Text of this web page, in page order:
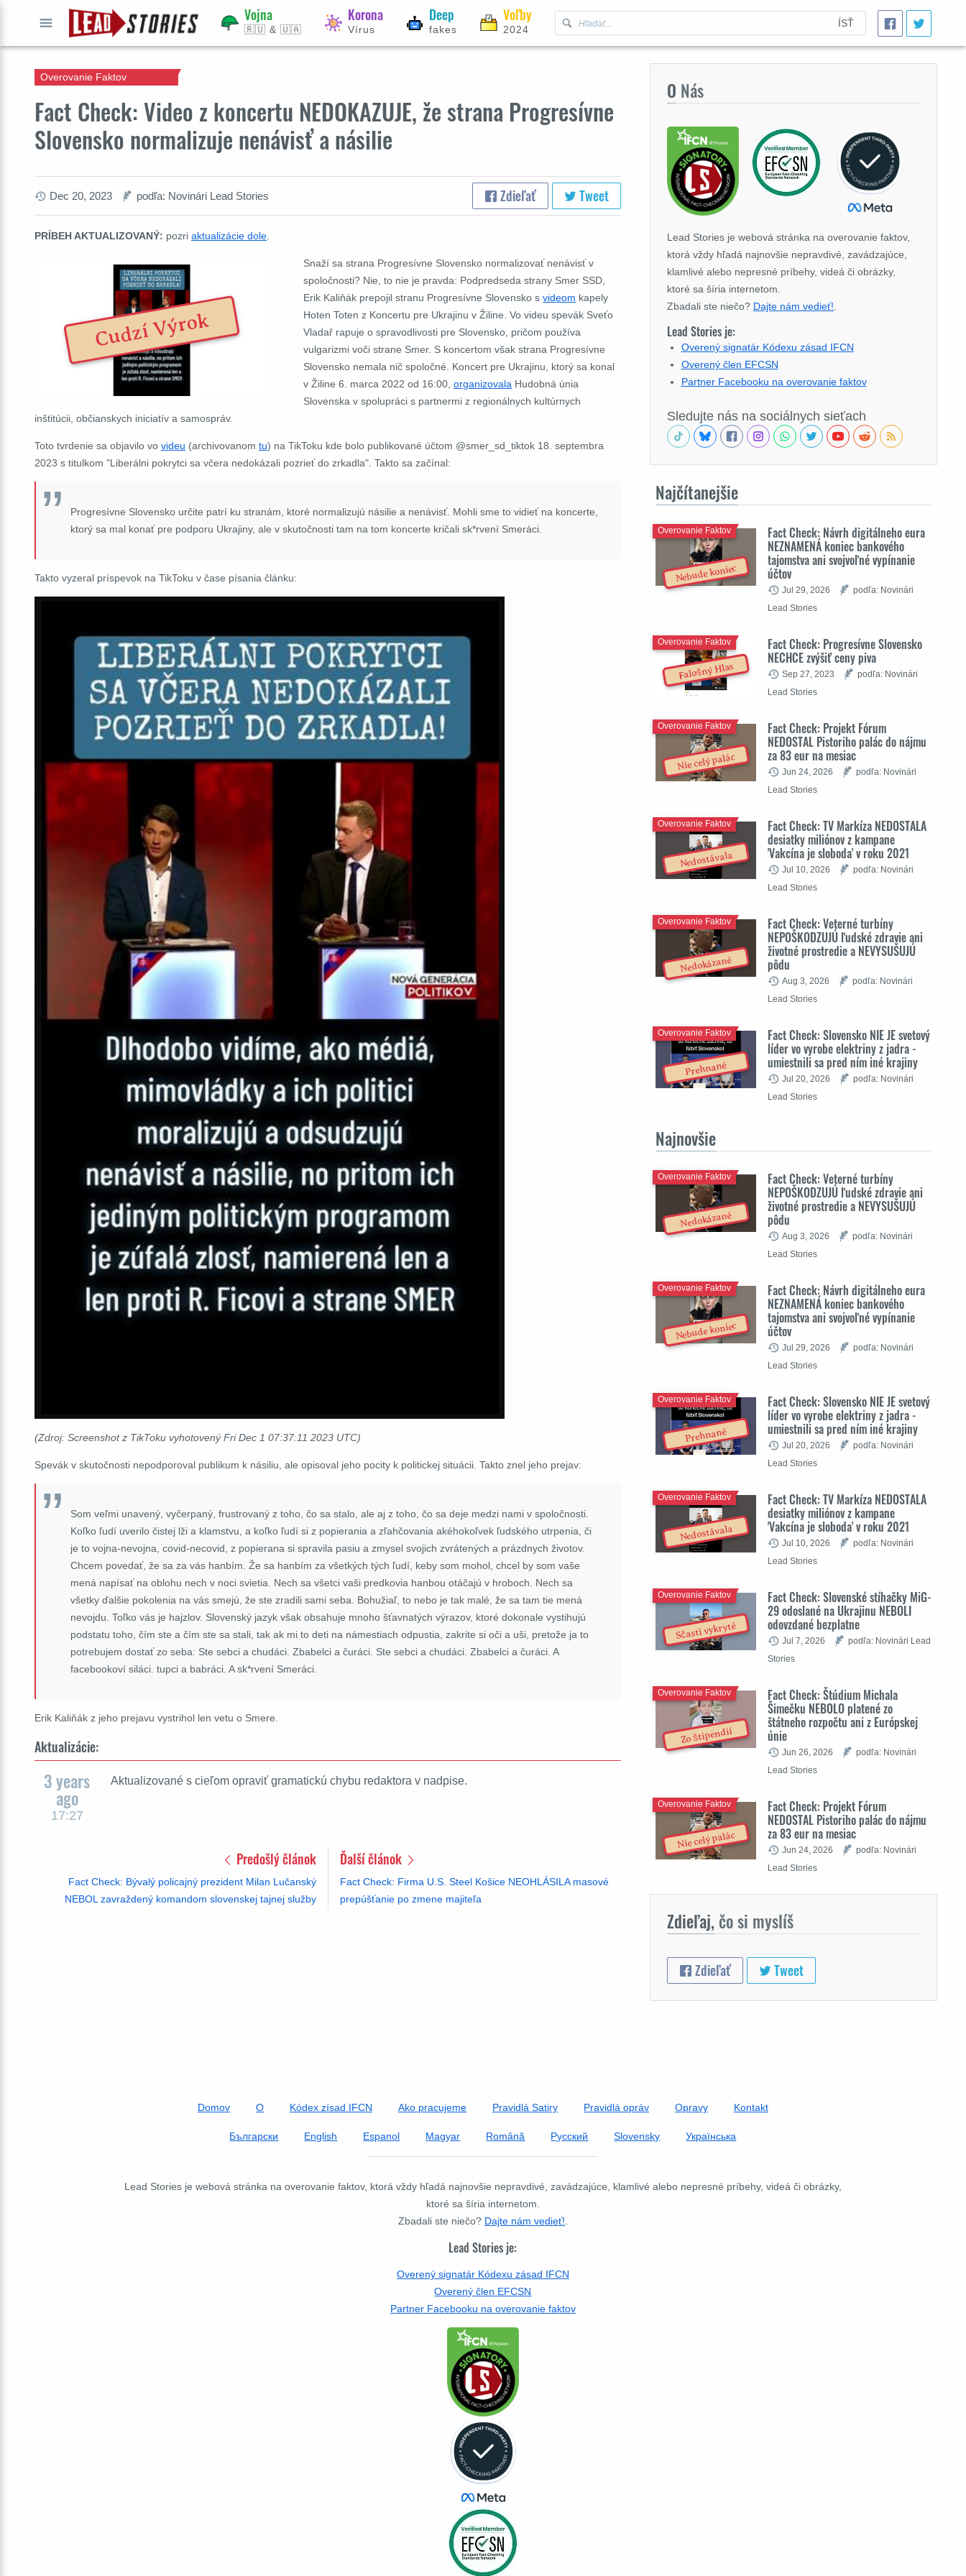
ÍSŤ
Vojna
🇷🇺 & 🇺🇦
Korona
Vírus
Deep
fakes
Voľby
2024
Fact Check: Video z koncertu NEDOKAZUJE, že strana Progresívne
Slovensko normalizuje nenávisť a násilie
Overovanie Faktov
Dec 20, 2023 podľa: Novinári Lead Stories Zdieľať Tweet
PRÍBEH AKTUALIZOVANÝ: pozri aktualizácie dole
Cudzí Výrok
Snaží sa strana Progresívne Slovensko normalizovať nenávisť v
spoločnosti? Nie, to nie je pravda: Podpredseda strany Smer SSD,
Erik Kaliňák prepojil stranu Progresívne Slovensko svideom kapely
Hoten Toten z Koncertu pre Ukrajinu v Žiline. Vo videu spevák Sveťo
Vladař rapuje o spravodlivosti pre Slovensko, pričom používa
vulgarizmi voči strane Smer. S koncertom však strana Progresívne
Slovensko nemala nič spoločné. Koncert pre Ukrajinu, ktorý sa konal
v Žiline 6. marca 2022 od 16:00,organizovala Hudobná únia
Slovenska v spolupráci s partnermi z regionálnych kultúrnych
inštitúcii, občianskych iniciatív a samospráv.
Toto tvrdenie sa objavilo vo videu (archivovanom tu) na TikToku kde bolo publikované účtom @smer_sd_tiktok 18. septembra
2023 s titulkom "Liberálni pokrytci sa včera nedokázali pozrieť do zrkadla". Takto sa začínal:
Progresívne Slovensko určite patrí ku stranám, ktoré normalizujú násilie a nenávisť. Mohli sme to vidieť na koncerte,
ktorý sa mal konať pre podporu Ukrajiny, ale v skutočnosti tam na tom koncerte kričali sk*rvení Smeráci.
Takto vyzeral príspevok na TikToku v čase písania článku:
(Zdroj: Screenshot z TikToku vyhotovený Fri Dec 1 07:37:11 2023 UTC)
Spevák v skutočnosti nepodporoval publikum k násiliu, ale opisoval jeho pocity k politickej situácii. Takto znel jeho prejav:
Som veľmi unavený, vyčerpaný, frustrovaný z toho, čo sa stalo, ale aj z toho, čo sa deje medzi nami v spoločnosti.
Koľko ľudí uverilo čistej lži a klamstvu, a koľko ľudí si z popierania a zľahčovania akéhokoľvek ľudského utrpenia, či
je to vojna-nevojna, covid-necovid, z popierana si spravila pasiu a zmysel svojich zvrátených a prázdnych životov.
Chcem povedať, že sa za vás hanbím. Že sa hanbím za všetkých tých ľudí, keby som mohol, chcel by som vaše
mená napísať na oblohu nech v noci svietia. Nech sa všetci vaši predkovia hanbou otáčajú v hroboch. Nech sa
všetky ďalšie pokolenia na vás smejú, že ste zradili sami seba. Bohužiaľ, to nebo je tak malé, že sa tam tie mená
nevojdu. Toľko vás je hajzlov. Slovenský jazyk však obsahuje mnoho šťavnatých výrazov, ktoré dokonale vystihujú
podstatu toho, čím ste a čím ste sa stali, tak ak mi to deti na námestiach odpustia, zakrite si oči a uši, pretože ja to
potrebujem dostať zo seba: Ste sebci a chudáci. Zbabelci a čuráci. Ste sebci a chudáci. Zbabelci a čuráci. A
facebookoví siláci. tupci a babráci. A sk*rvení Smeráci.
Erik Kaliňák z jeho prejavu vystrihol len vetu o Smere.
Aktualizácie:
3 years
ago
17:27
Aktualizované s cieľom opraviť gramatickú chybu redaktora v nadpise.
Predošlý článok
Fact Check: Bývalý policajný prezident Milan Lučanský
NEBOL zavraždený komandom slovenskej tajnej služby
Ďalší článok
Fact Check: Firma U.S. Steel Košice NEOHLÁSILA masové
prepúšťanie po zmene majiteľa
O Nás
Lead Stories je webová stránka na overovanie faktov,
ktorá vždy hľadá najnovšie nepravdivé, zavádzajúce,
klamlivé alebo nepresné príbehy, videá či obrázky,
ktoré sa šíria internetom.
Zbadali ste niečo? Dajte nám vedieť!
Lead Stories je:
Overený signatár Kódexu zásad IFCN
Overený člen EFCSN
Partner Facebooku na overovanie faktov
Sledujte nás na sociálnych sieťach
Najčítanejšie
Nebude koniec
Fact Check: Návrh digitálneho eura
NEZNAMENÁ koniec bankového
tajomstva ani svojvoľné vypínanie
účtov
Overovanie Faktov
Jul 29, 2026
podľa: Novinári
Lead Stories
Falošný Hlas
Fact Check: Progresívne Slovensko
NECHCE zvýšiť ceny piva
Overovanie Faktov
Sep 27, 2023
podľa: Novinári
Lead Stories
Nie celý palác
Fact Check: Projekt Fórum
NEDOSTAL Pistoriho palác do nájmu
za 83 eur na mesiac
Overovanie Faktov
Jun 24, 2026
podľa: Novinári
Lead Stories
Nedostávala
Fact Check: TV Markíza NEDOSTALA
desiatky miliónov z kampane
'Vakcína je sloboda' v roku 2021
Overovanie Faktov
Jul 10, 2026
podľa: Novinári
Lead Stories
Nedokázané
Fact Check: Veterné turbíny
NEPOŠKODZUJÚ ľudské zdravie ani
životné prostredie a NEVYSUŠUJÚ
pôdu
Overovanie Faktov
Aug 3, 2026
podľa: Novinári
Lead Stories
Prehnané
Fact Check: Slovensko NIE JE svetový
líder vo vyrobe elektriny z jadra -
umiestnili sa pred ním iné krajiny
Overovanie Faktov
Jul 20, 2026
podľa: Novinári
Lead Stories
Najnovšie
Nedokázané
Fact Check: Veterné turbíny
NEPOŠKODZUJÚ ľudské zdravie ani
životné prostredie a NEVYSUŠUJÚ
pôdu
Overovanie Faktov
Aug 3, 2026
podľa: Novinári
Lead Stories
Nebude koniec
Fact Check: Návrh digitálneho eura
NEZNAMENÁ koniec bankového
tajomstva ani svojvoľné vypínanie
účtov
Overovanie Faktov
Jul 29, 2026
podľa: Novinári
Lead Stories
Prehnané
Fact Check: Slovensko NIE JE svetový
líder vo vyrobe elektriny z jadra -
umiestnili sa pred ním iné krajiny
Overovanie Faktov
Jul 20, 2026
podľa: Novinári
Lead Stories
Nedostávala
Fact Check: TV Markíza NEDOSTALA
desiatky miliónov z kampane
'Vakcína je sloboda' v roku 2021
Overovanie Faktov
Jul 10, 2026
podľa: Novinári
Lead Stories
Sčasti vykryté
Fact Check: Slovenské stíhačky MiG-
29 odoslané na Ukrajinu NEBOLI
odovzdané bezplatne
Overovanie Faktov
Jul 7, 2026
podľa: Novinári Lead
Stories
Zo štipendií
Fact Check: Štúdium Michala
Šimečku NEBOLO platené zo
štátneho rozpočtu ani z Európskej
únie
Overovanie Faktov
Jun 26, 2026
podľa: Novinári
Lead Stories
Nie celý palác
Fact Check: Projekt Fórum
NEDOSTAL Pistoriho palác do nájmu
za 83 eur na mesiac
Overovanie Faktov
Jun 24, 2026
podľa: Novinári
Lead Stories
Zdieľaj, čo si myslíš
Zdieľať Tweet
Domov O Kódex zísad IFCN Ako pracujeme Pravidlá Satiry Pravidlá opráv Opravy Kontakt
Български English Espanol Magyar Română Русский Slovensky Українська
Lead Stories je webová stránka na overovanie faktov, ktorá vždy hľadá najnovšie nepravdivé, zavádzajúce, klamlivé alebo nepresné príbehy, videá či obrázky,
ktoré sa šíria internetom.
Zbadali ste niečo? Dajte nám vedieť!
Lead Stories je:
Overený signatár Kódexu zásad IFCN
Overený člen EFCSN
Partner Facebooku na overovanie faktov